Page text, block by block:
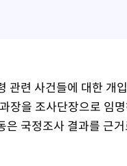
관련 사건들에 대한 개
장을 조사단장으로 임
국정조사 결과를 근